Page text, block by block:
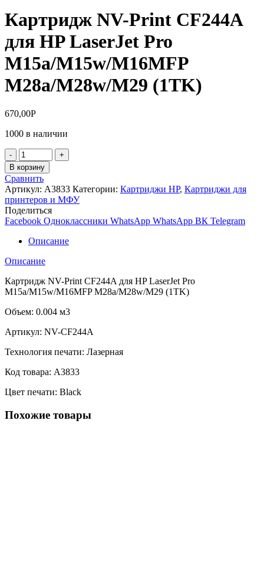
Картридж NV-Print CF244A
для HP LaserJet Pro
M15a/M15w/M16MFP
M28a/M28w/M29 (1TK)
670,00Р
1000 в наличии
Количество
товара
Картридж
NV-
Print
CF244A
для
HP
LaserJet
Pro
M15a/M15w/M16MFP
(1TK)
В корзину
Сравнить
Артикул: A3833 Категории: Картриджи HP, Картриджи для
принтеров и МФУ
Поделиться
Facebook Одноклассники WhatsApp WhatsApp ВК Telegram
Описание
Описание
Картридж NV-Print CF244A для HP LaserJet Pro
M15a/M15w/M16MFP M28a/M28w/M29 (1TK)
Объем: 0.004 м3
Артикул: NV-CF244A
Технология печати: Лазерная
Код товара: A3833
Цвет печати: Black
Похожие товары